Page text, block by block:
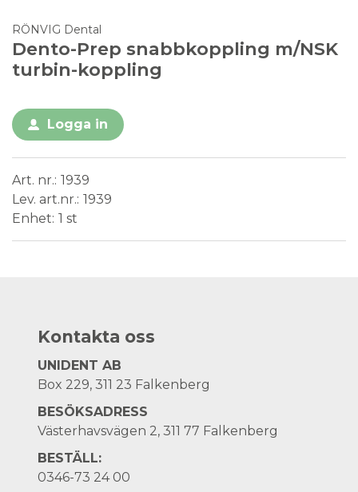
RÖNVIG Dental
Dento-Prep snabbkoppling m/NSK
turbin-koppling
Logga in
Art. nr. 1939
Lev. art.nr. 1939
Enhet 1 st
Kontakta oss
UNIDENT AB
Box 229, 311 23 Falkenberg
BESÖKSADRESS
Västerhavsvägen 2, 311 77 Falkenberg
BESTÄLL:
0346-73 24 00